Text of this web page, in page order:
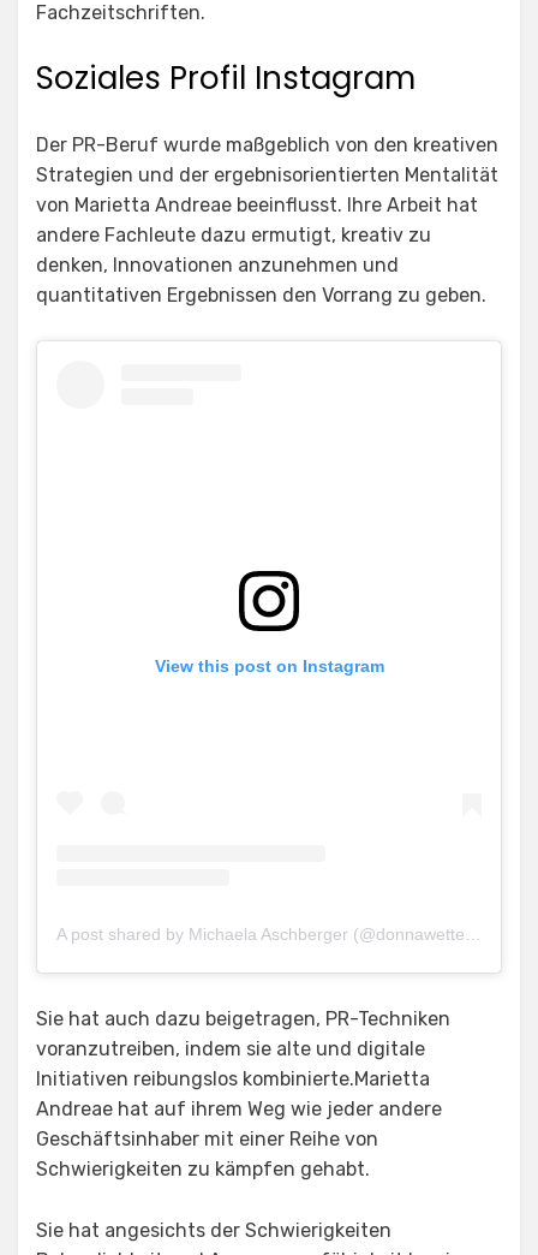
Fachzeitschriften.
Soziales Profil Instagram
Der PR-Beruf wurde maßgeblich von den kreativen
Strategien und der ergebnisorientierten Mentalität
von Marietta Andreae beeinflusst. Ihre Arbeit hat
andere Fachleute dazu ermutigt, kreativ zu
denken, Innovationen anzunehmen und
quantitativen Ergebnissen den Vorrang zu geben.
View this post on Instagram
Sie hat auch dazu beigetragen, PR-Techniken
voranzutreiben, indem sie alte und digitale
Initiativen reibungslos kombinierte.Marietta
Andreae hat auf ihrem Weg wie jeder andere
Geschäftsinhaber mit einer Reihe von
Schwierigkeiten zu kämpfen gehabt.
Sie hat angesichts der Schwierigkeiten